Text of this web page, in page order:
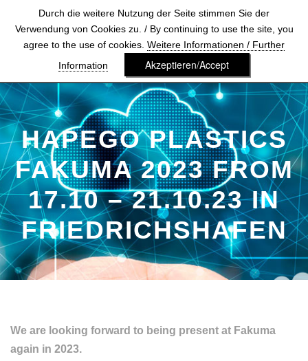
HAPEGO PLASTICS
FAKUMA 2023 FROM
17.10 – 21.10.23 IN
FRIEDRICHSHAFEN
We are looking forward to being present at Fakuma
again in 2023.
Durch die weitere Nutzung der Seite stimmen Sie der
Verwendung von Cookies zu. / By continuing to use the site, you
agree to the use of cookies. Weitere Informationen / Further
Information
Akzeptieren/Accept